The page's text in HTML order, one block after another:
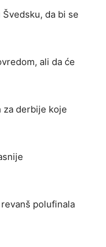
da bi se
ali da će
za derbije koje
polufinala